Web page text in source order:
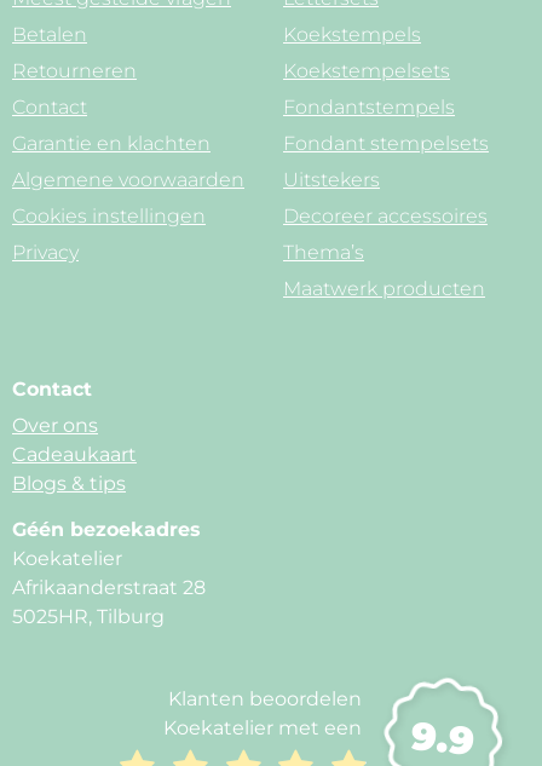
Betalen
Retourneren
Contact
Garantie en klachten
Algemene voorwaarden
Cookies instellingen
Privacy
Koekstempels
Koekstempelsets
Fondantstempels
Fondant stempelsets
Uitstekers
Decoreer accessoires
Thema’s
Maatwerk producten
Contact
Over ons
Cadeaukaart
Blogs & tips
Géén bezoekadres
Koekatelier
Afrikaanderstraat 28
5025HR, Tilburg
Klanten beoordelen
Koekatelier met een
9.9